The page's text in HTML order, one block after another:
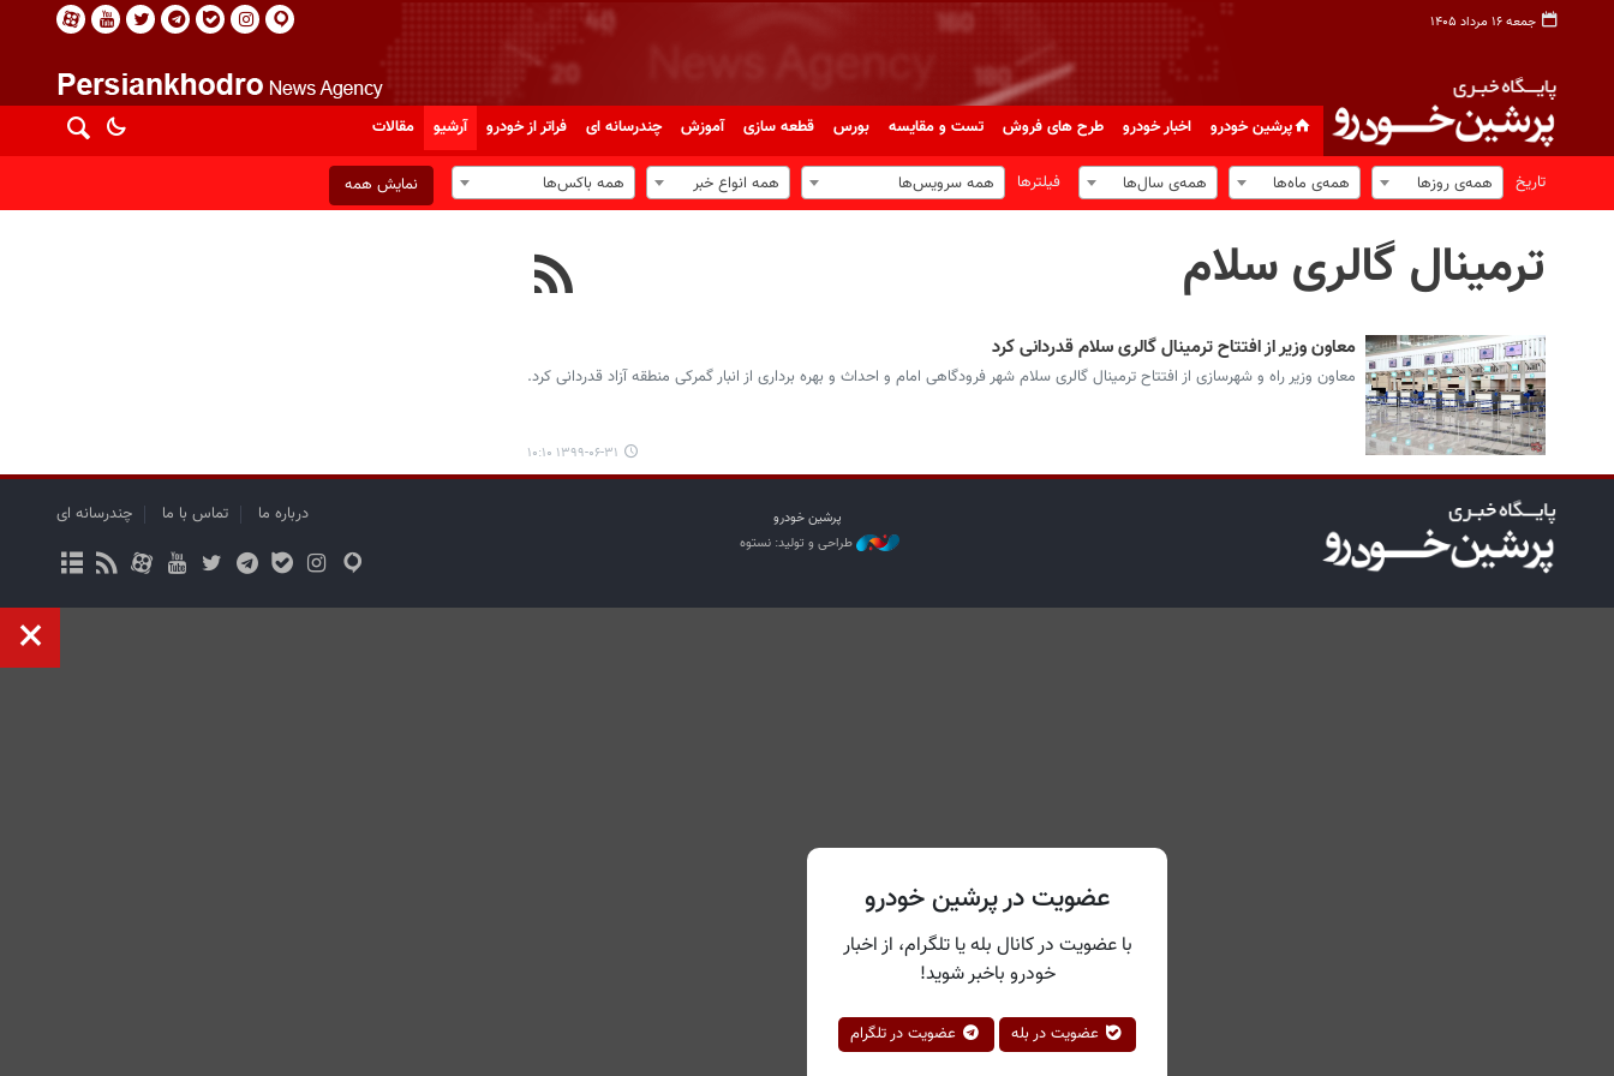
جمعه ۱۶ مرداد ۱۴۰۵
پرشین خودرو اخبار خودرو طرح های فروش تست و مقایسه بورس قطعه سازی آموزش چندرسانه ای فراتر از خودرو آرشیو مقالات
تاریخ همه‌ی روزها همه‌ی ماه‌ها همه‌ی سال‌ها فیلترها همه سرویس‌ها همه انواع خبر همه باکس‌ها نمایش همه
ترمینال گالری سلام
معاون وزیر از افتتاح ترمینال گالری سلام قدردانی کرد
معاون وزیر راه و شهرسازی از افتتاح ترمینال گالری سلام شهر فرودگاهی امام و احداث و بهره‏ برداری از انبار گمرکی منطقه آزاد قدردانی کرد.
۱۳۹۹-۰۶-۳۱ ۱۰:۱۰
پرشین خودرو
طراحی و تولید: نستوه
درباره ما تماس با ما چندرسانه ای
عضویت در پرشین خودرو
با عضویت در کانال بله یا تلگرام، از اخبار
خودرو باخبر شوید!
عضویت در بله عضویت در تلگرام